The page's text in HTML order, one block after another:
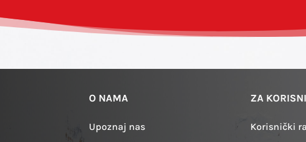
O NAMA
Upoznaj nas
ZA
Korisnički